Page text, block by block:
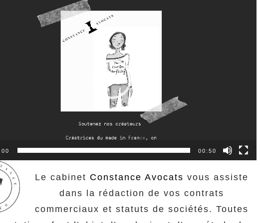
00:50
Le cabinet Constance Avocatsvous assiste
dans la rédaction de vos contrats
commerciaux et statuts de sociétés. Toutes